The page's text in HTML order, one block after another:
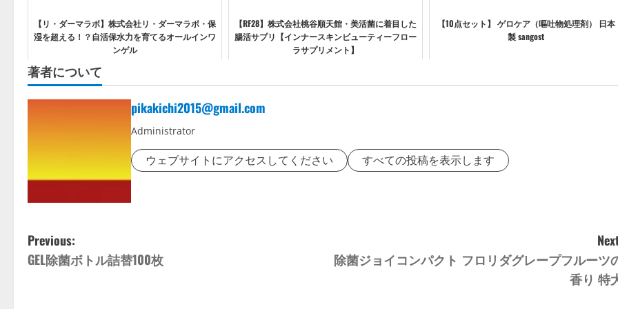
【リ・ダーマラボ】株式会社リ・ダーマラボ・保
湿を超える！？自活保水力を育てるオールインワ
ンゲル
【RF28】株式会社桃谷順天館・美活菌に着目した
腸活サプリ【インナースキンビューティーフロー
ラサプリメント】
【10点セット】 ゲロケア（嘔吐物処理剤） 日本
製 sangost
著者について
pikakichi2015@gmail.com
Administrator
ウェブサイトにアクセスしてください すべての投稿を表示します
P
o
Previous:
GEL除菌ボトル詰替100枚
除菌ジョイコンパクト フロリダグレープフルーツ
香り 特